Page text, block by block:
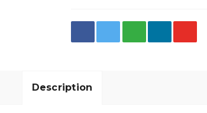
Description